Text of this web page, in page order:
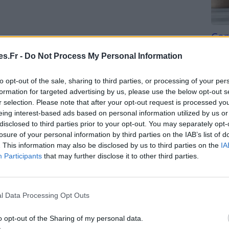
- Do Not Process My Personal Information
opt-out of the sale, sharing to third parties, or processing of your
for targeted advertising by us, please use the below opt-out
selection. Please note that after your opt-out request is processed
interest-based ads based on personal information utilized by us
to third parties prior to your opt-out. You may separately
of your personal information by third parties on the IAB’s list of
This information may also be disclosed by us to third parties on the
Participants that may further disclose it to other third parties.
Data Processing Opt Outs
opt-out of the Sharing of my personal data.
nigelle est sa capacité à améliorer la santé du
antifongiques et antibactériennes, elle peut
séborrhéique ou les pellicules, qui
sanguine
du cuir chevelu favorise l’apport en
Certaines études suggèrent que
pourrait contribuer à stimuler cette circulation, ce
des propriétés antioxydantes et anti-
Tri
du